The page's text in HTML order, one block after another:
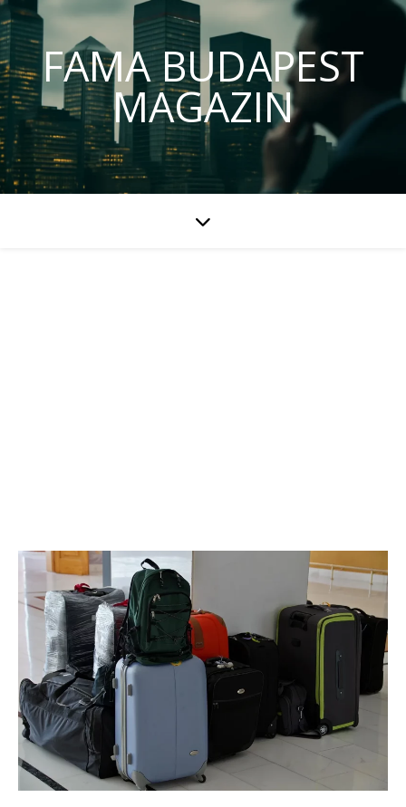
FAMA BUDAPEST
MAGAZIN